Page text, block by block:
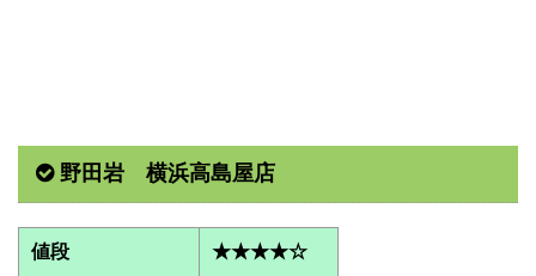
野田岩 横浜高島屋店
値段 ★★★★☆